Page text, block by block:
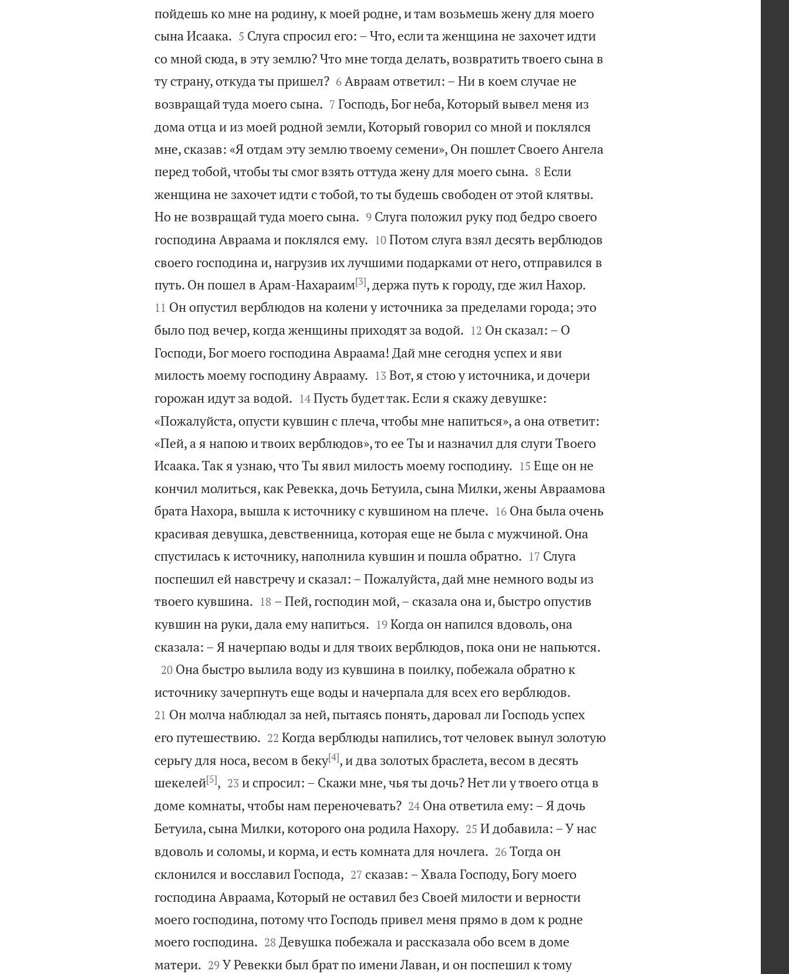
пойдешь ко мне на родину, к моей родне, и там возьмешь жену для моего
сына Исаака.
5 Слуга спросил его: – Что, если та женщина не захочет идти
со мной сюда, в эту землю? Что мне тогда делать, возвратить твоего сына в
ту страну, откуда ты пришел?
6 Авраам ответил: – Ни в коем случае не
возвращай туда моего сына.
7 Господь, Бог неба, Который вывел меня из
дома отца и из моей родной земли, Который говорил со мной и поклялся
мне, сказав: «Я отдам эту землю твоему семени», Он пошлет Своего Ангела
перед тобой, чтобы ты смог взять оттуда жену для моего сына.
8 Если
женщина не захочет идти с тобой, то ты будешь свободен от этой клятвы.
Но не возвращай туда моего сына.
9 Слуга положил руку под бедро своего
господина Авраама и поклялся ему.
10 Потом слуга взял десять верблюдов
своего господина и, нагрузив их лучшими подарками от него, отправился в
путь. Он пошел в Арам-Нахараим[3], держа путь к городу, где жил Нахор.
11 Он опустил верблюдов на колени у источника за пределами города; это
было под вечер, когда женщины приходят за водой.
12 Он сказал: – О
Господи, Бог моего господина Авраама! Дай мне сегодня успех и яви
милость моему господину Аврааму.
13 Вот, я стою у источника, и дочери
горожан идут за водой.
14 Пусть будет так. Если я скажу девушке:
«Пожалуйста, опусти кувшин с плеча, чтобы мне напиться», а она ответит:
«Пей, а я напою и твоих верблюдов», то ее Ты и назначил для слуги Твоего
Исаака. Так я узнаю, что Ты явил милость моему господину.
15 Еще он не
кончил молиться, как Ревекка, дочь Бетуила, сына Милки, жены Авраамова
брата Нахора, вышла к источнику с кувшином на плече.
16 Она была очень
красивая девушка, девственница, которая еще не была с мужчиной. Она
спустилась к источнику, наполнила кувшин и пошла обратно.
17 Слуга
поспешил ей навстречу и сказал: – Пожалуйста, дай мне немного воды из
твоего кувшина.
18 – Пей, господин мой, – сказала она и, быстро опустив
кувшин на руки, дала ему напиться.
19 Когда он напился вдоволь, она
сказала: – Я начерпаю воды и для твоих верблюдов, пока они не напьются.

20 Она быстро вылила воду из кувшина в поилку, побежала обратно к
источнику зачерпнуть еще воды и начерпала для всех его верблюдов.
21 Он молча наблюдал за ней, пытаясь понять, даровал ли Господь успех
его путешествию.
22 Когда верблюды напились, тот человек вынул золотую
серьгу для носа, весом в беку[4], и два золотых браслета, весом в десять
шекелей[5],
23 и спросил: – Скажи мне, чья ты дочь? Нет ли у твоего отца в
доме комнаты, чтобы нам переночевать?
24 Она ответила ему: – Я дочь
Бетуила, сына Милки, которого она родила Нахору.
25 И добавила: – У нас
вдоволь и соломы, и корма, и есть комната для ночлега.
26 Тогда он
склонился и восславил Господа,
27 сказав: – Хвала Господу, Богу моего
господина Авраама, Который не оставил без Своей милости и верности
моего господина, потому что Господь привел меня прямо в дом к родне
моего господина.
28 Девушка побежала и рассказала обо всем в доме
матери.
29 У Ревекки был брат по имени Лаван, и он поспешил к тому